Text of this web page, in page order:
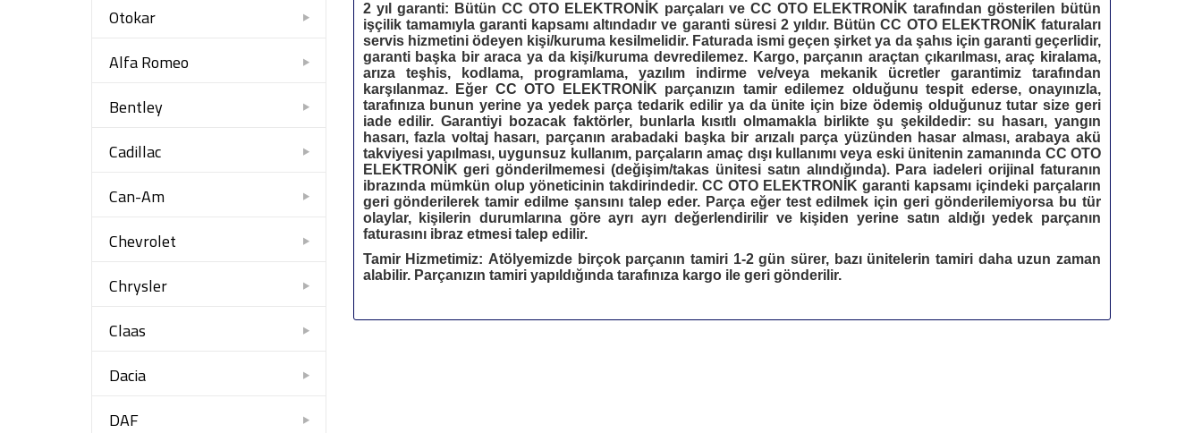
Otokar
Alfa Romeo
Bentley
Cadillac
Can-Am
Chevrolet
Chrysler
Claas
Dacia
DAF
2 yıl garanti: Bütün CC OTO ELEKTRONİK parçaları ve CC OTO ELEKTRONİK tarafından gösterilen bütün
işçilik tamamıyla garanti kapsamı altındadır ve garanti süresi 2 yıldır. Bütün CC OTO ELEKTRONİKfaturaları
servis hizmetini ödeyen kişi/kuruma kesilmelidir. Faturada ismi geçen şirket ya da şahıs için garanti geçerlidir,
garanti başka bir araca ya da kişi/kuruma devredilemez. Kargo, parçanın araçtan çıkarılması, araç kiralama,
arıza teşhis, kodlama, programlama, yazılım indirme ve/veya mekanik ücretler garantimiz tarafından
karşılanmaz. Eğer CC OTO ELEKTRONİK parçanızın tamir edilemez olduğunu tespit ederse, onayınızla,
tarafınıza bunun yerine ya yedek parça tedarik edilir ya da ünite için bize ödemiş olduğunuz tutar size geri
iade edilir. Garantiyi bozacak faktörler, bunlarla kısıtlı olmamakla birlikte şu şekildedir: su hasarı, yangın
hasarı, fazla voltaj hasarı, parçanın arabadaki başka bir arızalı parça yüzünden hasar alması, arabaya akü
takviyesi yapılması, uygunsuz kullanım, parçaların amaç dışı kullanımı veya eski ünitenin zamanında CC OTO
ELEKTRONİKgeri gönderilmemesi (değişim/takas ünitesi satın alındığında). Para iadeleri orijinal faturanın
ibrazında mümkün olup yöneticinin takdirindedir. CC OTO ELEKTRONİK garanti kapsamı içindeki parçaların
geri gönderilerek tamir edilme şansını talep eder. Parça eğer test edilmek için geri gönderilemiyorsa bu tür
olaylar, kişilerin durumlarına göre ayrı ayrı değerlendirilir ve kişiden yerine satın aldığı yedek parçanın
faturasını ibraz etmesi talep edilir.
Tamir Hizmetimiz: Atölyemizde birçok parçanın tamiri 1-2 gün sürer, bazı ünitelerin tamiri daha uzun zaman
alabilir. Parçanızın tamiri yapıldığında tarafınıza kargo ile geri gönderilir.